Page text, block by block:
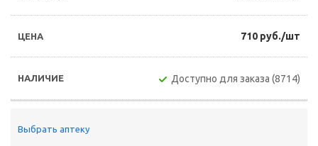
710 руб./шт
Доступно для заказа (8714)
Выбрать аптеку